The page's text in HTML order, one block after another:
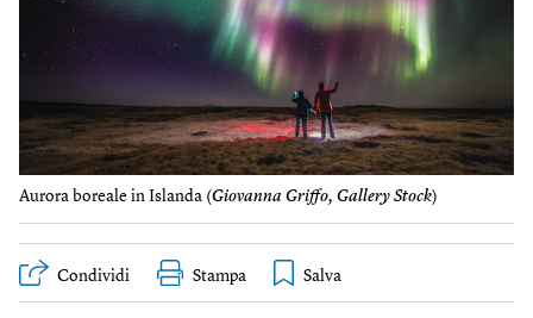
Aurora boreale in Islanda (Giovanna Griffo, Gallery Stock)
Condividi Stampa